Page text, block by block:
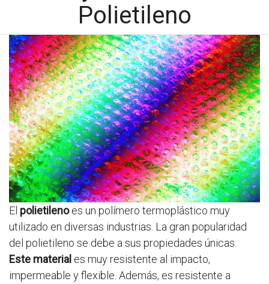
Polietileno
El polietilenoes un polímero termoplástico muy
utilizado en diversas industrias. La gran popularidad
del polietileno se debe a sus propiedades únicas.
Este material es muy resistente al impacto,
impermeable y flexible. Además, es resistente a